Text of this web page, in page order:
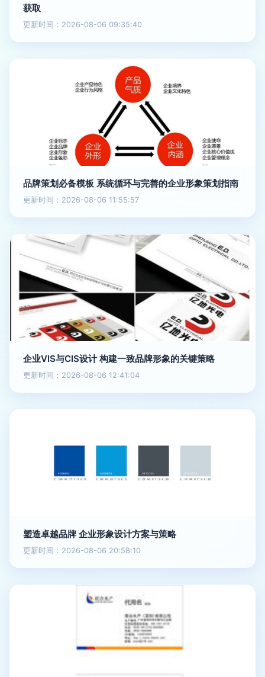
获取
更新时间：2026-08-06 09:35:40
品牌策划必备模板 系统循环与完善的企业形象策划指南
更新时间：2026-08-06 11:55:57
企业VIS与CIS设计 构建一致品牌形象的关键策略
更新时间：2026-08-06 12:41:04
塑造卓越品牌 企业形象设计方案与策略
更新时间：2026-08-06 20:58:10